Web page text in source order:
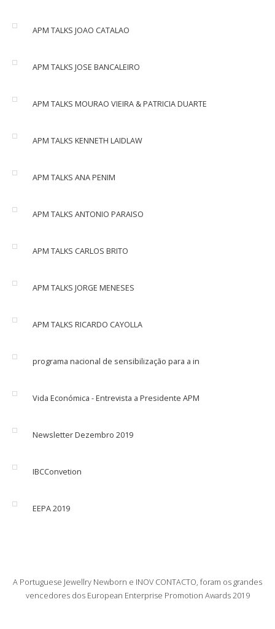
APM TALKS JOAO CATALAO
APM TALKS JOSE BANCALEIRO
APM TALKS MOURAO VIEIRA & PATRICIA DUARTE
APM TALKS KENNETH LAIDLAW
APM TALKS ANA PENIM
APM TALKS ANTONIO PARAISO
APM TALKS CARLOS BRITO
APM TALKS JORGE MENESES
APM TALKS RICARDO CAYOLLA
programa nacional de sensibilização para a in
Vida Económica - Entrevista a Presidente APM
Newsletter Dezembro 2019
IBCConvetion
EEPA 2019
A Portuguese Jewellry Newborn e INOV CONTACTO, foram os grandes
vencedores dos European Enterprise Promotion Awards 2019